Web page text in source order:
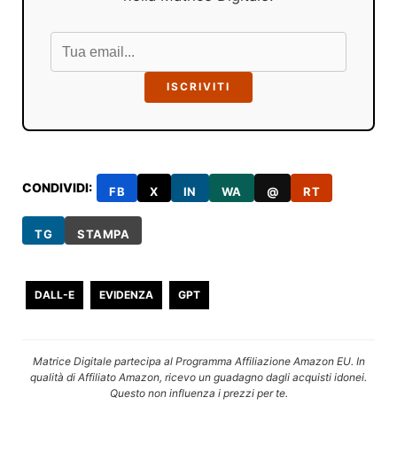
ISCRIVITI
CONDIVIDI: FB X IN WA @ RT
TG STAMPA
DALL-E EVIDENZA GPT
Matrice Digitale partecipa al Programma Affiliazione Amazon EU. In
qualità di Affiliato Amazon, ricevo un guadagno dagli acquisti idonei.
Questo non influenza i prezzi per te.